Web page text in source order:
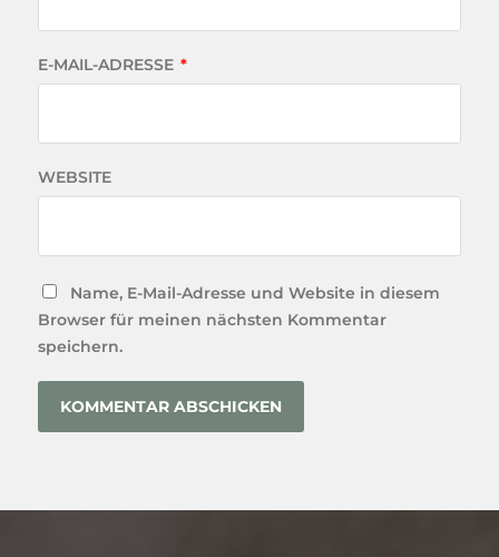
E-MAIL-ADRESSE *
WEBSITE
Name, E-Mail-Adresse und Website in diesem
Browser für meinen nächsten Kommentar
speichern.